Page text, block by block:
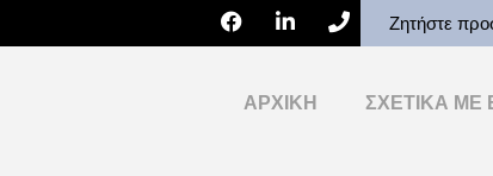
Ζητήστε
ΑΡΧΙΚΉ ΣΧΕΤΙΚΆ ΜΕ